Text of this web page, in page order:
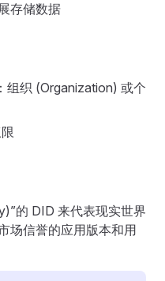
存储数据
组织 (Organization) 或个
的 DID 来代表现实世界
场信誉的应用版本和用